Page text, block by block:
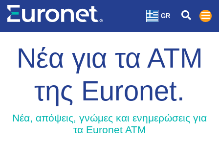
GR
Νέα για τα ΑΤΜ
της Euronet.
Nέα, απόψεις, γνώμες και ενημερώσεις για
τα Euronet ATM